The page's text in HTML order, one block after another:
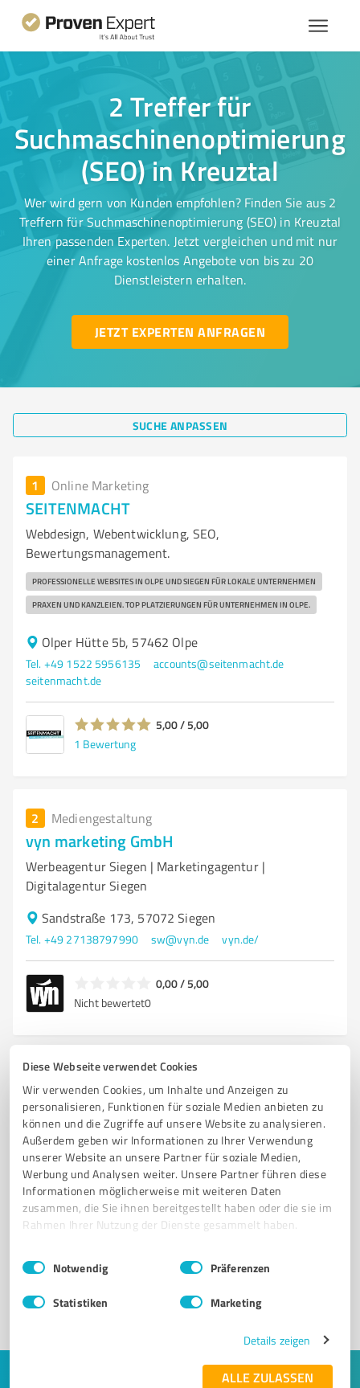
Diese Webseite verwendet Cookies
Wir verwenden Cookies, um Inhalte und Anzeigen zu
personalisieren, Funktionen für soziale Medien anbieten zu
können und die Zugriffe auf unsere Website zu analysieren.
Außerdem geben wir Informationen zu Ihrer Verwendung
unserer Website an unsere Partner für soziale Medien,
Werbung und Analysen weiter. Unsere Partner führen diese
Informationen möglicherweise mit weiteren Daten
zusammen, die Sie ihnen bereitgestellt haben oder die sie im
Rahmen Ihrer Nutzung der Dienste gesammelt haben.
Impressum Datenschutzbestimmungen
Einwilligungsauswahl
Notwendig Präferenzen
Statistiken Marketing
Details zeigen
ALLE ZULASSEN
2 Treffer für
Suchmaschinenoptimierung
(SEO) in Kreuztal
Wer wird gern von Kunden empfohlen? Finden Sie aus 2
Treffern für Suchmaschinenoptimierung (SEO) in Kreuztal
Ihren passenden Experten. Jetzt vergleichen und mit nur
einer Anfrage kostenlos Angebote von bis zu 20
Dienstleistern erhalten.
JETZT EXPERTEN ANFRAGEN
SUCHE ANPASSEN
1 Online Marketing
SEITENMACHT
Webdesign, Webentwicklung, SEO,
Bewertungsmanagement.
PROFESSIONELLE WEBSITES IN OLPE UND SIEGEN FÜR LOKALE UNTERNEHMEN
PRAXEN UND KANZLEIEN. TOP PLATZIERUNGEN FÜR UNTERNEHMEN IN OLPE.
Olper Hütte 5b, 57462 Olpe
Tel. +49 1522 5956135
accounts@seitenmacht.de
seitenmacht.de
5,00 / 5,00
1 Bewertung
2 Mediengestaltung
vyn marketing GmbH
Werbeagentur Siegen | Marketingagentur |
Digitalagentur Siegen
Sandstraße 173, 57072 Siegen
Tel. +49 27138797990 sw@vyn.de vyn.de/
0,00 / 5,00
Nicht bewertet0
Sie möchten auch hier gelistet werden?
Registrieren Sie sich jetzt und werden Sie ein von